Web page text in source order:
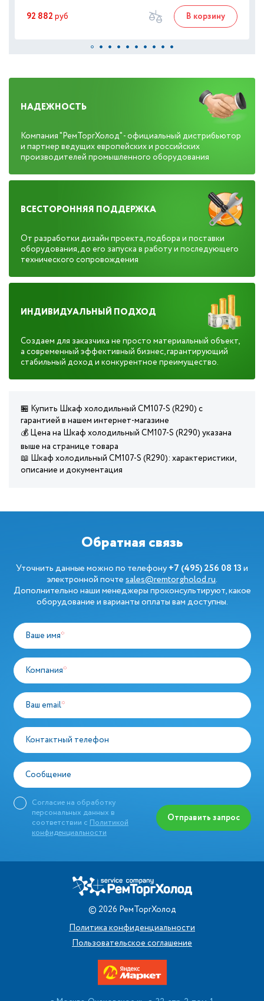
92 882 руб В корзину
НАДЕЖНОСТЬ
Компания "РемТоргХолод" - официальный дистрибьютор
и партнер ведущих европейских и российских
производителей промышленного оборудования
ВСЕСТОРОННЯЯ ПОДДЕРЖКА
От разработки дизайн проекта, подбора и поставки
оборудования, до его запуска в работу и последующего
технического сопровождения
ИНДИВИДУАЛЬНЫЙ ПОДХОД
Создаем для заказчика не просто материальный объект,
а современный эффективный бизнес, гарантирующий
стабильный доход и конкурентное преимущество.
🏪 Купить Шкаф холодильный CM107-S (R290) с
гарантией в нашем интернет-магазине
💰 Цена на Шкаф холодильный CM107-S (R290) указана
выше на странице товара
📖 Шкаф холодильный CM107-S (R290): характеристики,
описание и документация
Обратная связь
Уточнить данные можно по телефону+7 (495) 256 08 13и
электронной почтеsales@remtorgholod.ru.
Дополнительно наши менеджеры проконсультируют, какое
оборудование и варианты оплаты вам доступны.
Ваше имя*
Компания*
Ваш email*
Контактный телефон
Сообщение
Согласие на обработку
персональных данных в
соответствии с Политикой
конфиденциальности
Отправить запрос
© 2026 РемТоргХолод
Политика конфиденциальности
Пользовательское соглашение